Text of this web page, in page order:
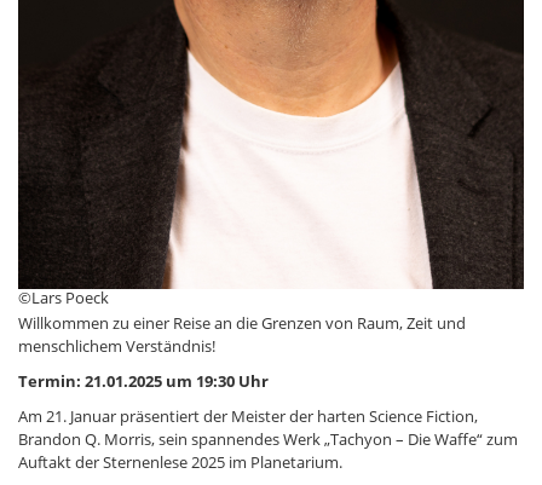
©Lars Poeck
Willkommen zu einer Reise an die Grenzen von Raum, Zeit und
menschlichem Verständnis!
Termin: 21.01.2025 um 19:30 Uhr
Am 21. Januar präsentiert der Meister der harten Science Fiction,
Brandon Q. Morris, sein spannendes Werk „Tachyon – Die Waffe“ zum
Auftakt der Sternenlese 2025 im Planetarium.